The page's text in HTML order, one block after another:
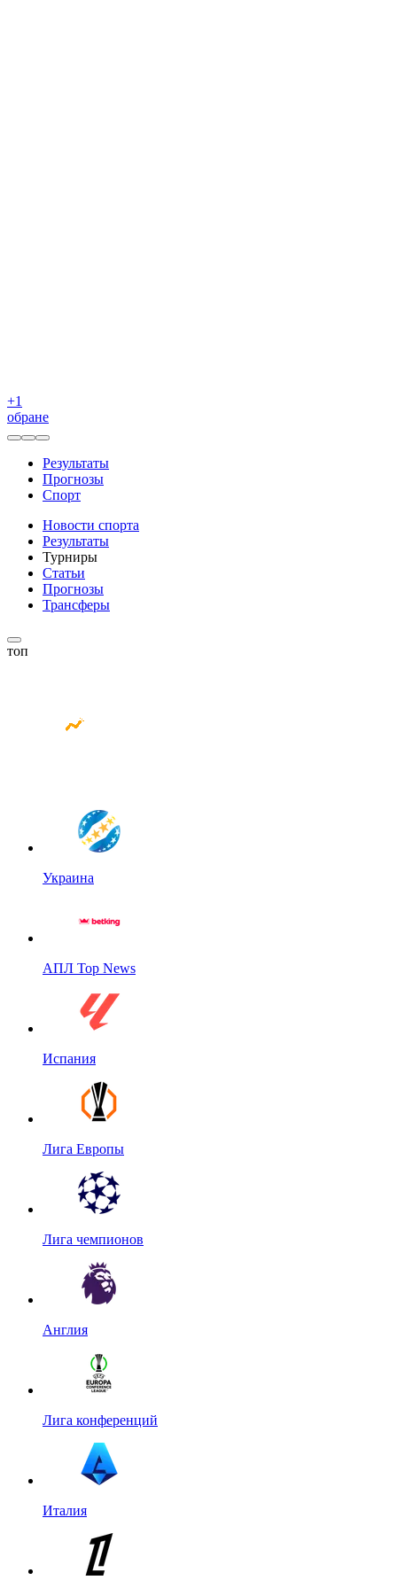
+1
обране
Результаты
Прогнозы
Спорт
Новости спорта
Результаты
Турниры
Статьи
Прогнозы
Трансферы
топ
Украина
АПЛ Top News
Испания
Лига Европы
Лига чемпионов
Англия
Лига конференций
Италия